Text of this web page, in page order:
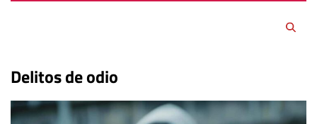
Delitos de odio